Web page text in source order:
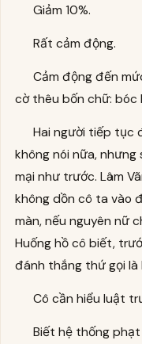
Giảm 10%.
Rất cảm động.
Cảm động đến
cờ thêu bốn chữ: bóc
Hai người tiếp tục
không nói nữa,
mại như trước. Lâm
không dồn cô ta vào
màn, nếu nguyên nữ
Huống hồ cô biết,
đánh thắng thứ gọi là
Cô cần hiểu luật
Biết hệ thống